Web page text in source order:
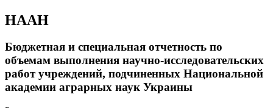
НААН
Бюджетная и специальная отчетность по
объемам выполнения научно-исследовательских
работ учреждений, подчиненных Национальной
академии аграрных наук Украины